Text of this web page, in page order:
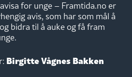
for unge – Framtida.no er
avis, som har som mål å
bidra til å auke og få fram
Birgitte Vågnes Bakken